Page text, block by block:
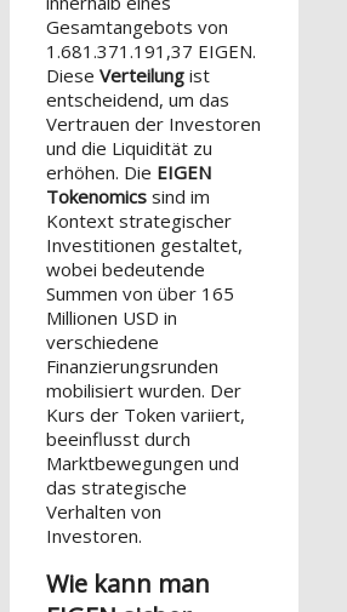
Gesamtangebots von
1.681.371.191,37 EIGEN.
Diese Verteilung ist
entscheidend, um das
Vertrauen der Investoren
und die Liquidität zu
erhöhen. Die EIGEN
Tokenomics sind im
Kontext strategischer
Investitionen gestaltet,
wobei bedeutende
Summen von über 165
Millionen USD in
verschiedene
Finanzierungsrunden
mobilisiert wurden. Der
Kurs der Token variiert,
beeinflusst durch
Marktbewegungen und
das strategische
Verhalten von
Investoren.
Wie kann man